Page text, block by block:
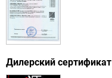
Дилерский сертификат